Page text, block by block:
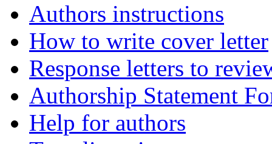
Authors instructions
How to write cover letter
Response letters to
Authorship Statement
Help for authors